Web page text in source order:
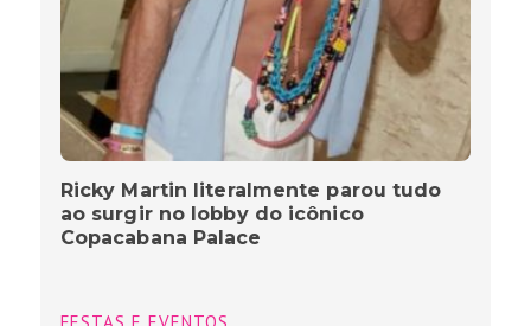
Ricky Martin literalmente parou tudo
ao surgir no lobby do icônico
Copacabana Palace